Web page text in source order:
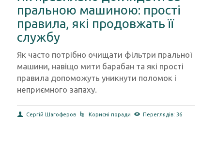
пральною машиною: прості
правила, які продовжать її
службу
Як часто потрібно очищати фільтри пральної
машини, навіщо мити барабан та які прості
правила допоможуть уникнути поломок і
неприємного запаху.